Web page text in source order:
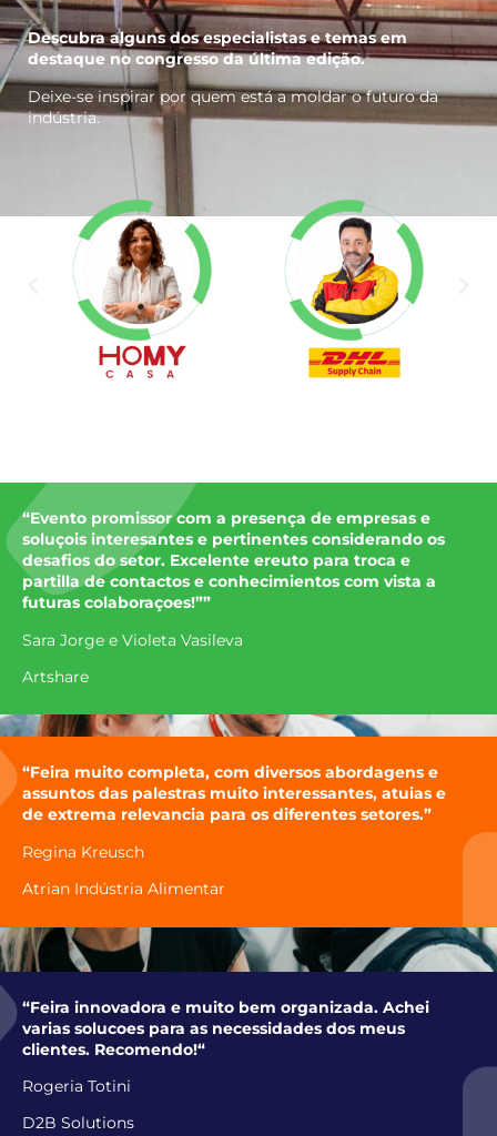
Descubra alguns dos especialistas e temas em
destaque no congresso da última edição.
Deixe-se inspirar por quem está a moldar o futuro da
indústria.
“Evento promissor com a presença de empresas e
soluçois interesantes e pertinentes considerando os
desafios do setor. Excelente ereuto para troca e
partilla de contactos e conhecimientos com vista a
futuras colaboraçoes!””
Sara Jorge e Violeta Vasileva
Artshare
“Feira muito completa, com diversos abordagens e
assuntos das palestras muito interessantes, atuias e
de extrema relevancia para os diferentes setores.”
Regina Kreusch
Atrian Indústria Alimentar
“Feira innovadora e muito bem organizada. Achei
varias solucoes para as necessidades dos meus
clientes. Recomendo!“
Rogeria Totini
D2B Solutions